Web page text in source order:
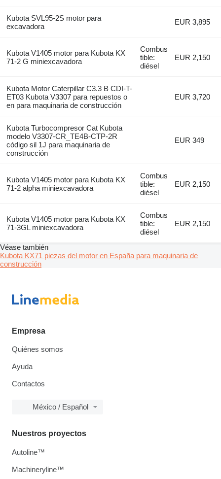
Kubota SVL95-2S motor para
excavadora
EUR 3,895
Kubota V1405 motor para Kubota KX
71-2 G miniexcavadora
Combus
tible:
diésel
EUR 2,150
Kubota Motor Caterpillar C3.3 B CDI-T-
ET03 Kubota V3307 para repuestos o
en para maquinaria de construcción
EUR 3,720
Kubota Turbocompresor Cat Kubota
modelo V3307-CR_TE4B-CTP-2R
código sil 1J para maquinaria de
construcción
EUR 349
Kubota V1405 motor para Kubota KX
71-2 alpha miniexcavadora
Combus
tible:
diésel
EUR 2,150
Kubota V1405 motor para Kubota KX
71-3GL miniexcavadora
Combus
tible:
diésel
EUR 2,150
Véase también
Kubota KX71 piezas del motor en España para maquinaria de
construcción
Empresa
Quiénes somos
Ayuda
Contactos
México / Español
Nuestros proyectos
Autoline™
Machineryline™